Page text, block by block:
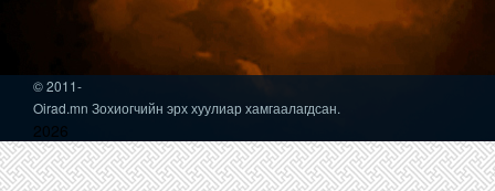
© 2011-
Oirad.mn Зохиогчийн эрх хуулиар хамгаалагдсан.
2026